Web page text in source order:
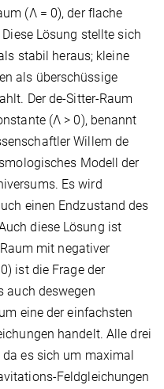
(Λ = 0), der flache
Lösung stellte sich
stabil heraus; kleine
als überschüssige
Der de-Sitter-Raum
(Λ > 0), benannt
Willem de
Modell der
Es wird
einen Endzustand des
diese Lösung ist
mit negativer
ist die Frage der
auch deswegen
eine der einfachsten
handelt. Alle drei
es sich um maximal
Feldgleichungen